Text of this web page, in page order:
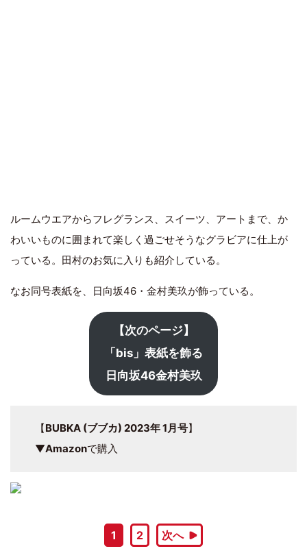
ルームウエアからフレグランス、スイーツ、アートまで、か
わいいものに囲まれて楽しく過ごせそうなグラビアに仕上が
っている。田村のお気に入りも紹介している。
なお同号表紙を、日向坂46・金村美玖が飾っている。
【次のページ】
「bis」表紙を飾る
日向坂46金村美玖
【BUBKA (ブブカ) 2023年 1月号】
▼Amazonで購入
1 2 次へ